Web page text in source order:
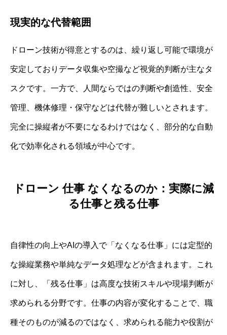
現実的な代替範囲
ドローン技術が得意とするのは、繰り返し可能で環境が
安定しておりデータ収集や空撮など視覚的判断が主なタ
スクです。一方で、人間ならではの判断や創造性、安全
管理、機体修理・保守などは代替が難しいとされます。
完全に操縦者が不要になるわけではなく、部分的な自動
化で効率化される領域が中心です。
ドローン 仕事 なくなるのか：実際に減
る仕事と残る仕事
自律性の向上やAIの導入で「なくなる仕事」には定型的
な操縦業務や単純なデータ処理などが含まれます。これ
に対し、「残る仕事」は高度な技術スキルや現場判断が
求められる分野です。仕事の内容が変化することで、職
種そのものが減るのではなく、求められる能力や役割が